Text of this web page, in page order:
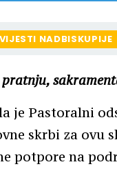
VIJESTI NADBISKUPIJE
pratnju,
je Pastoralni
skrbi za ovu
potpore na